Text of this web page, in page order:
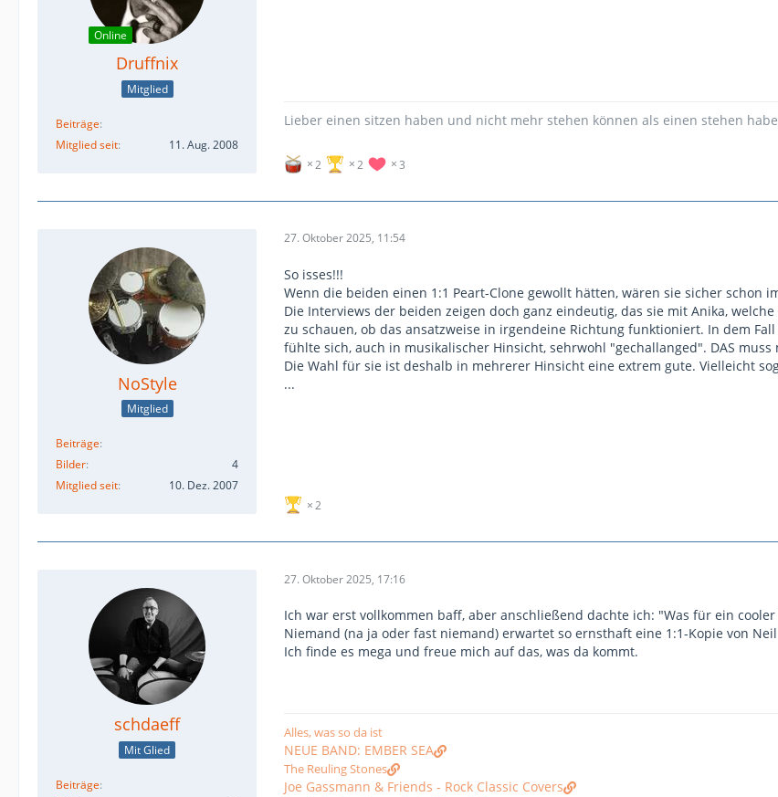
Online
Druffnix
Mitglied
Beiträge
Mitglied seit
11. Aug. 2008
Lieber einen sitzen haben und nicht mehr stehen können als einen stehen
2 2 3
NoStyle
Mitglied
Beiträge
Bilder
4
Mitglied seit
10. Dez. 2007
27. Oktober 2025, 11:54
So isses!!!
Wenn die beiden einen 1:1 Peart-Clone gewollt hätten, wären sie sicher schon
Die Interviews der beiden zeigen doch ganz eindeutig, das sie mit Anika,
zu schauen, ob das ansatzweise in irgendeine Richtung funktioniert. In dem
fühlte sich, auch in musikalischer Hinsicht, sehrwohl "gechallanged". DAS
Die Wahl für sie ist deshalb in mehrerer Hinsicht eine extrem gute. Vielleicht
...
2
schdaeff
Mit Glied
Beiträge
27. Oktober 2025, 17:16
Ich war erst vollkommen baff, aber anschließend dachte ich: "Was für ein
Niemand (na ja oder fast niemand) erwartet so ernsthaft eine 1:1-Kopie von
Ich finde es mega und freue mich auf das, was da kommt.
Alles, was so da ist
NEUE BAND: EMBER SEA
The Reuling Stones
Joe Gassmann & Friends - Rock Classic Covers